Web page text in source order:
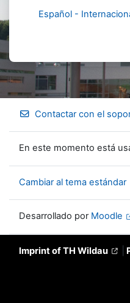
Español -
Contactar con el
En este momento está
Cambiar al tema estándar
Desarrollado por Moodle
Imprint of TH Wildau